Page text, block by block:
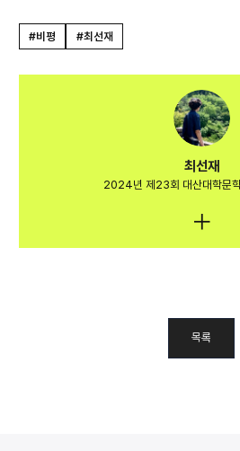
#비평 #최선재
최선재
2024년 제23회 대산대학문
목록